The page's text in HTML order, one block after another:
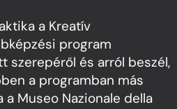
a Kreatív
program
szerepéről és arról beszél,
a programban más
Museo Nazionale della